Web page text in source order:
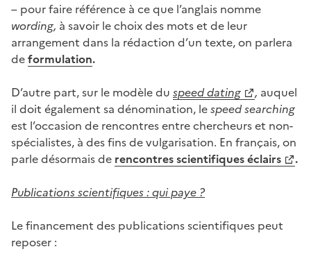
– pour faire référence à ce que l’anglais nomme
wording, à savoir le choix des mots et de leur
arrangement dans la rédaction d’un texte,on parlera
deformulation.
D’autre part, sur le modèle du speed dating , auquel
il doit également sa dénomination, lespeed searching
est l’occasion de rencontres entre chercheurs et non-
spécialistes, à des fins de vulgarisation. En français, on
parle désormais de rencontresscientifiqueséclairs .
Publications scientifiques : qui paye ?
Le financement des publications scientifiques peut
reposer :